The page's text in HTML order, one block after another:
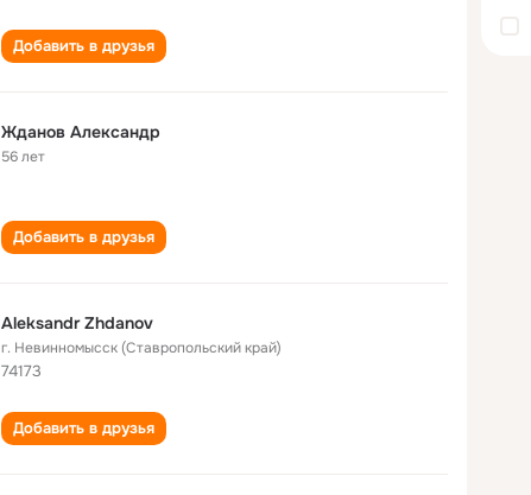
Добавить в друзья
Жданов Александр
56 лет
Добавить в друзья
Aleksandr Zhdanov
г. Невинномысск (Ставропольский край)
74173
Добавить в друзья